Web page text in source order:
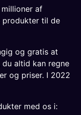
millioner af
produkter til de
og gratis at
altid kan regne
og priser. I 2022
med os i: